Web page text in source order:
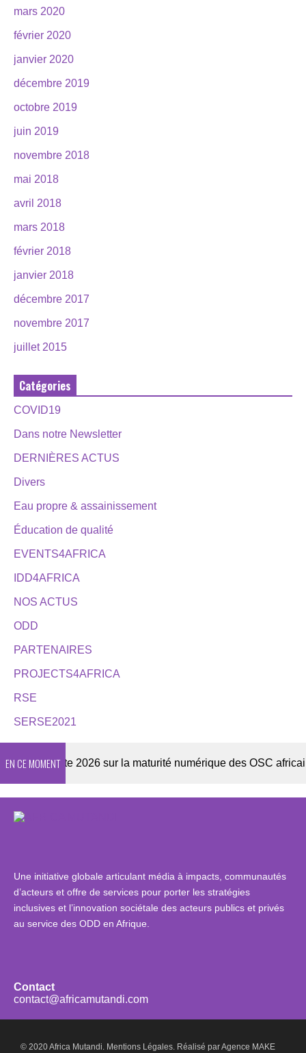
mars 2020
février 2020
janvier 2020
décembre 2019
octobre 2019
juin 2019
novembre 2018
mai 2018
avril 2018
mars 2018
février 2018
janvier 2018
décembre 2017
novembre 2017
juillet 2015
Catégories
COVID19
Dans notre Newsletter
DERNIÈRES ACTUS
Divers
Eau propre & assainissement
Éducation de qualité
EVENTS4AFRICA
IDD4AFRICA
NOS ACTUS
ODD
PARTENAIRES
PROJECTS4AFRICA
RSE
SERSE2021
EN CE MOMENT
Enquête 2026 sur la maturité numérique des OSC africaines
Une initiative globale articulant média à impacts, communautés
d’acteurs et offre de services pour porter les stratégies
inclusives et l’innovation sociétale des acteurs publics et privés
au service des ODD en Afrique.
Contact
contact@africamutandi.com
© 2020 Africa Mutandi. Mentions Légales. Réalisé parAgence MAKE